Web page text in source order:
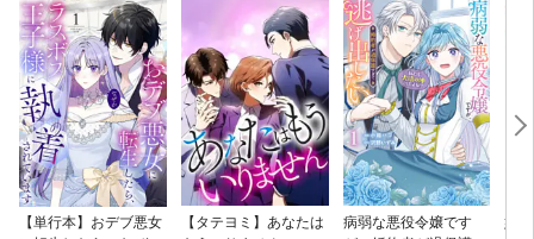
【単行本】おデブ悪女
【タテヨミ】あなたは
病弱な悪役令嬢です
妹